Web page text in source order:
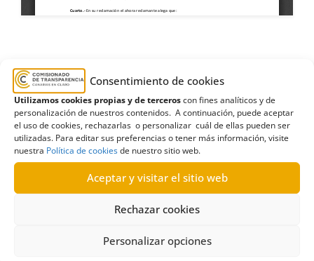
Consentimiento de cookies
Utilizamos cookies propias y de terceroscon fines analíticos y de
personalización de nuestros contenidos. A continuación, puede aceptar
el uso de cookies, rechazarlas o personalizar cuál de ellas pueden ser
utilizadas. Para editar sus preferencias o tener más información, visite
nuestra Política de cookiesde nuestro sitio web.
Aceptar y visitar el sitio web
Rechazar cookies
Personalizar opciones
2018,Ayuntamiento de Santa María de Guía
cese,enero, Estimatoria,Gran Canaria
nombramiento,secretarios
R157/2024
Solicitud al Gobierno de Canarias de la propuesta